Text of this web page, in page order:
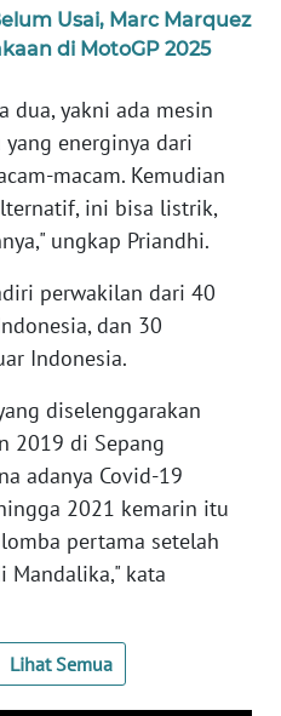
Usai, Marc Marquez
di MotoGP 2025
dua, yakni ada mesin
energinya dari
macam. Kemudian
ini bisa listrik,
ungkap Priandhi.
perwakilan dari 40
dan 30
Indonesia.
diselenggarakan
2019 di Sepang
adanya Covid-19
2021 kemarin itu
pertama setelah
Mandalika," kata
Lihat Semua